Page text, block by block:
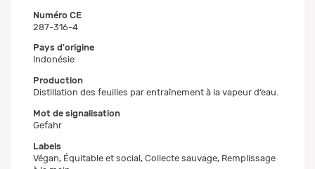
Numéro CE
287-316-4
Pays d'origine
Indonésie
Production
Distillation des feuilles par entraînement à la vapeur d‘eau.
Mot de signalisation
Gefahr
Labels
Végan, Équitable et social, Collecte sauvage, Remplissage